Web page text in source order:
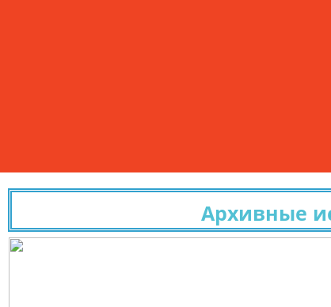
Архивные